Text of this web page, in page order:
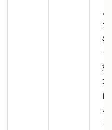
毎
発
納
項